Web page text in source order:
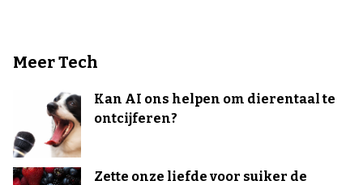
Meer Tech
Kan AI ons helpen om dierentaal te
ontcijferen?
Zette onze liefde voor suiker de